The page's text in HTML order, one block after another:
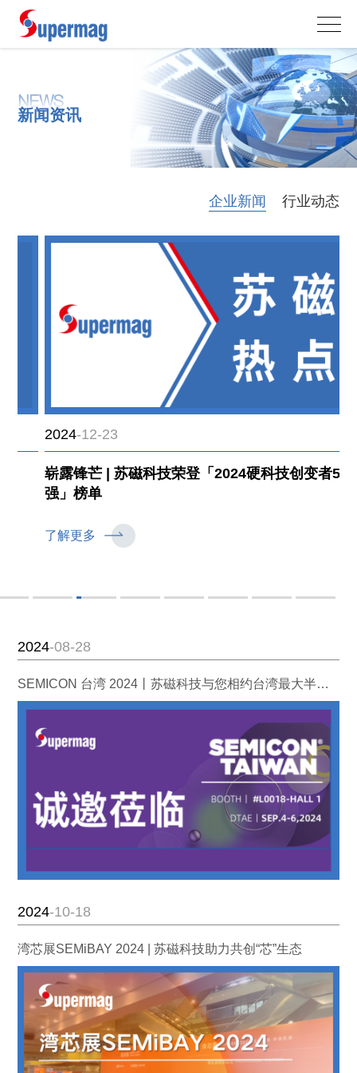
NEWS
新闻资讯
企业新闻 行业动态
2024-12-23
崭露锋芒 | 苏磁科技荣登「2024硬科技创变者50
强」榜单
了解更多
2024-08-28
SEMICON 台湾 2024丨苏磁科技与您相约台湾最大半导体展
2024-10-18
湾芯展SEMiBAY 2024 | 苏磁科技助力共创“芯”生态